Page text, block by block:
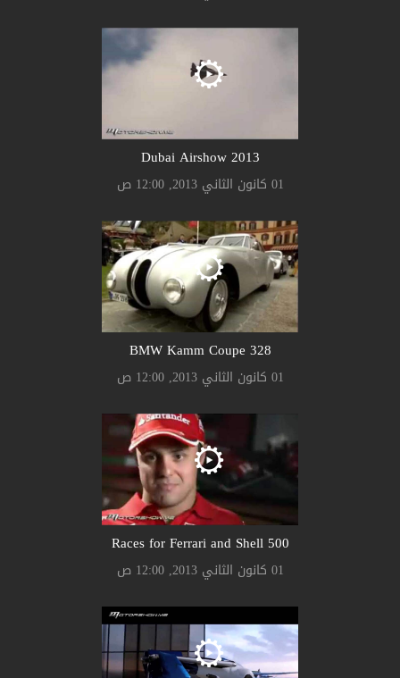
2013 Dubai Airshow
01 كانون الثاني 2013, 12:00 ص
328 BMW Kamm Coupe
01 كانون الثاني 2013, 12:00 ص
500 Races for Ferrari and Shell
01 كانون الثاني 2013, 12:00 ص